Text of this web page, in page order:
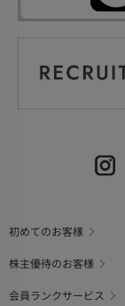
初めてのお客様
株主優待のお客様
会員ランクサービス